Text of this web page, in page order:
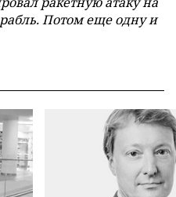
Потом еще одну и